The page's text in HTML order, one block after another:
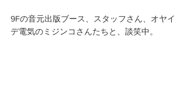
9Fの音元出版ブース、スタッフさん、オヤイ
デ電気のミジンコさんたちと、談笑中。